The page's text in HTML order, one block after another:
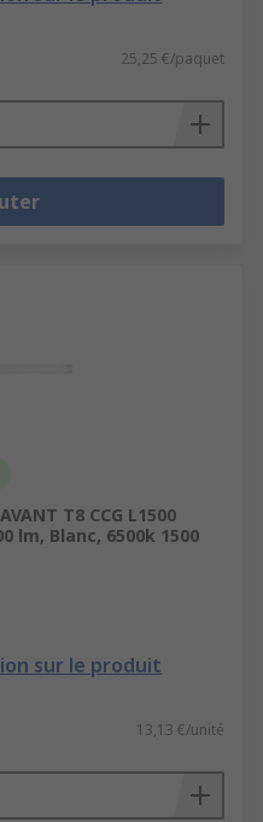
25,25 €/paquet
T8 CCG L1500
lm, Blanc, 6500k 1500
sur le produit
13,13 €/unité